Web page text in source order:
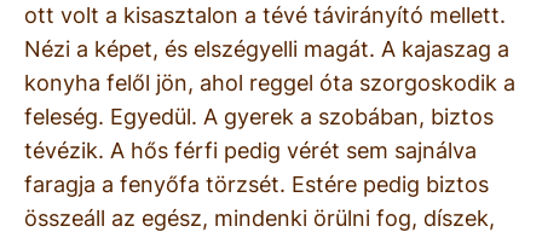
ott volt a kisasztalon a tévé távirányító mellett.
Nézi a képet, és elszégyelli magát. A kajaszag a
konyha felől jön, ahol reggel óta szorgoskodik a
feleség. Egyedül. A gyerek a szobában, biztos
tévézik. A hős férfi pedig vérét sem sajnálva
faragja a fenyőfa törzsét. Estére pedig biztos
összeáll az egész, mindenki örülni fog, díszek,